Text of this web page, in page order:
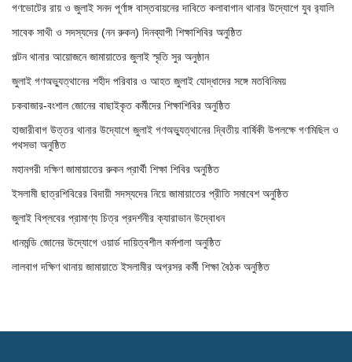
গণভোটের রায় ও জুলাই সনদ পূর্ণাঙ্গ বাস্তবায়নের দাবিতে কলাবাগান থানার উদ্যোগে যুব র‌্যালি
সাবেক সাথী ও সদস্যদের (নন রুকন) দিনব্যাপী শিক্ষাশিবির অনুষ্ঠিত
পল্টন থানার আয়োজনে জামায়াতের জুলাই স্মৃতি সুর অনুষ্ঠান
জুলাই গণঅভ্যুত্থানের শহীদ পরিবার ও আহত জুলাই যোদ্ধাদের সঙ্গে মতবিনিময়
চকবাজার-বংশাল জোনের বাছাইকৃত কর্মীদের শিক্ষাশিবির অনুষ্ঠিত
হাজারীবাগ উত্তর থানার উদ্যোগে জুলাই গণঅভ্যুত্থানের দ্বিতীয় বার্ষিকী উপলক্ষে গণমিছিল ও
পথসভা অনুষ্ঠিত
মহানগরী দক্ষিণ জামায়াতের রুকন প্রার্থী শিক্ষা শিবির অনুষ্ঠিত
ইসলামী ছাত্রশিবিরের বিদায়ী সদস্যদের নিয়ে জামায়াতের প্রীতি সমাবেশ অনুষ্ঠিত
জুলাই বিপ্লবের প্রামাণ্য চিত্র প্রদর্শনীর ক্যারাভান উদ্বোধন
ধানমন্ডি জোনের উদ্যোগে ওয়ার্ড দায়িত্বশীল কর্মশালা অনুষ্ঠিত
লালবাগ দক্ষিণ থানায় জামায়াতে ইসলামীর অগ্রসর কর্মী শিক্ষা বৈঠক অনুষ্ঠিত